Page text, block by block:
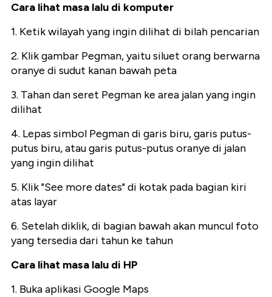
Cara lihat masa lalu di komputer
1. Ketik wilayah yang ingin dilihat di bilah pencarian
2. Klik gambar Pegman, yaitu siluet orang berwarna
oranye di sudut kanan bawah peta
3. Tahan dan seret Pegman ke area jalan yang ingin
dilihat
4. Lepas simbol Pegman di garis biru, garis putus-
putus biru, atau garis putus-putus oranye di jalan
yang ingin dilihat
5. Klik "See more dates" di kotak pada bagian kiri
atas layar
6. Setelah diklik, di bagian bawah akan muncul foto
yang tersedia dari tahun ke tahun
Cara lihat masa lalu di HP
1. Buka aplikasi Google Maps